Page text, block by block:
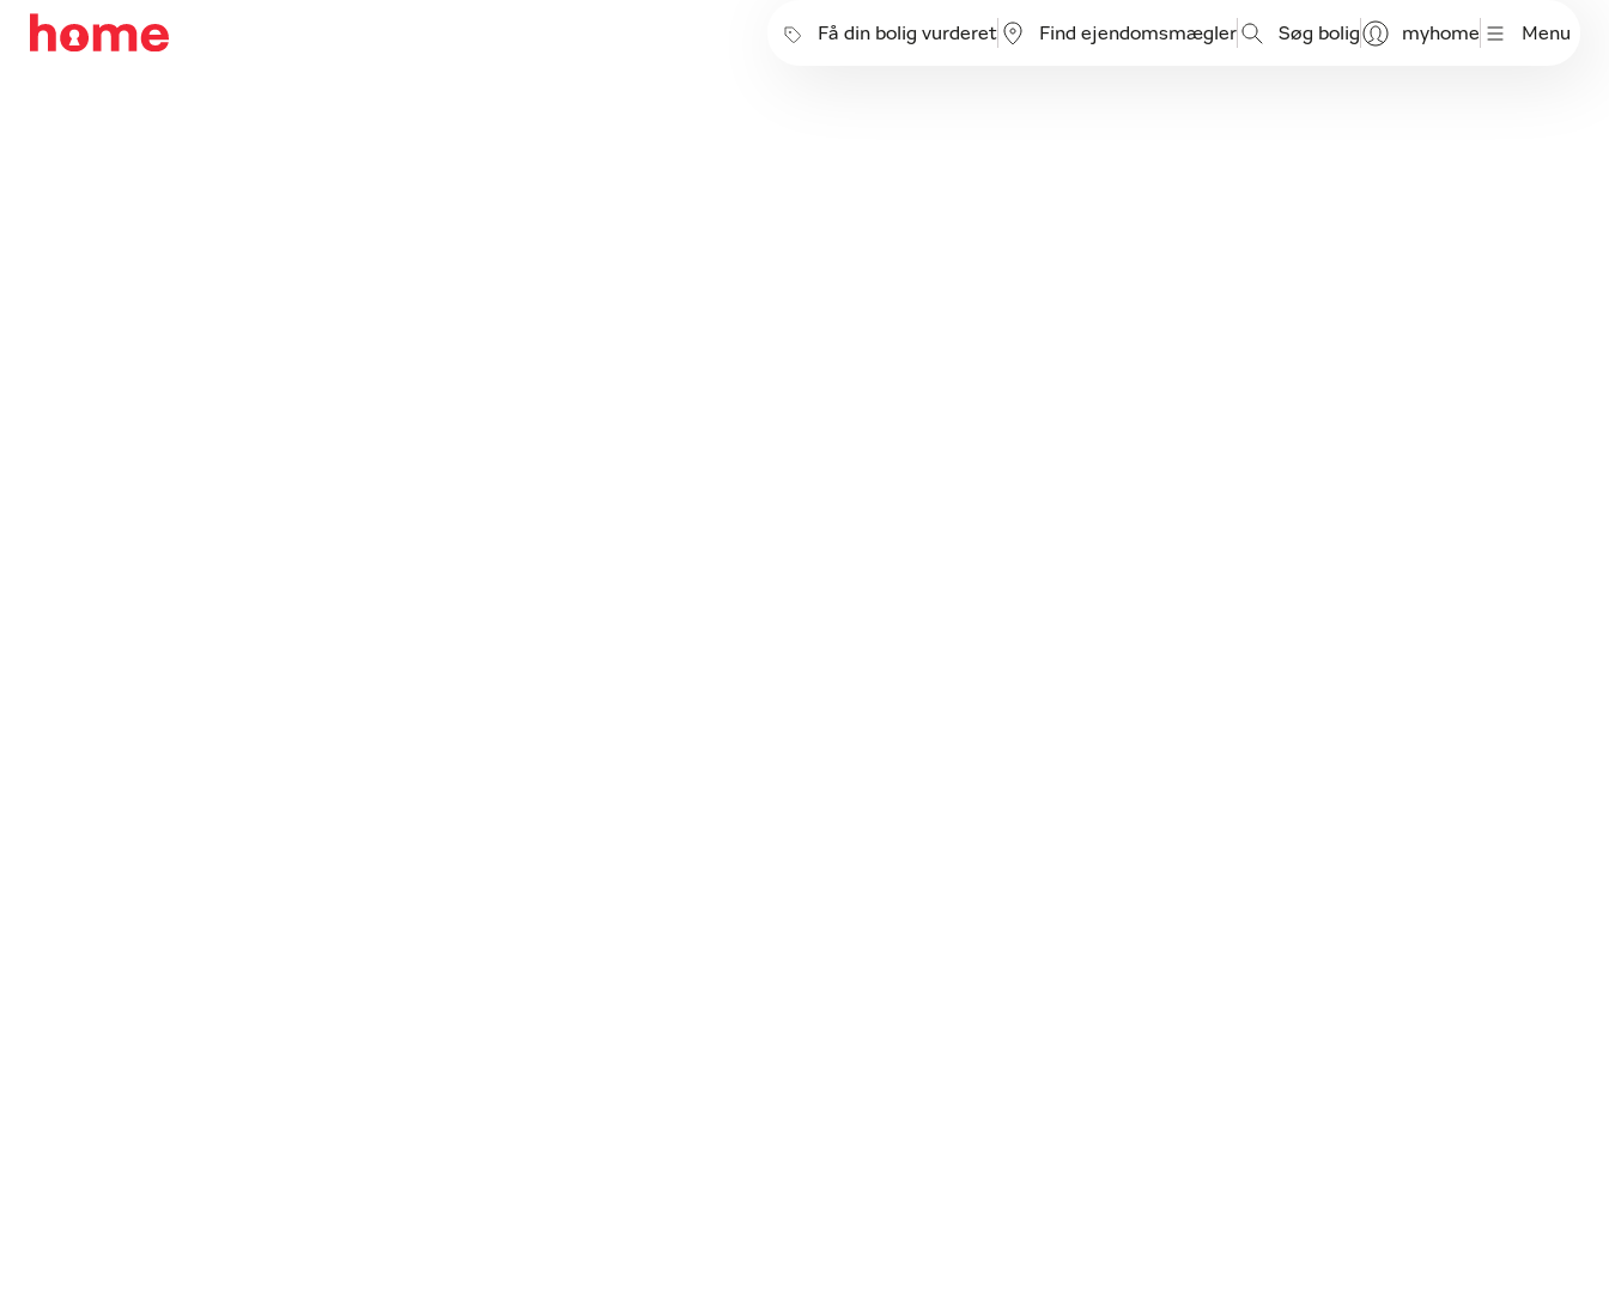
Få din bolig vurderet Find ejendomsmægler Søg bolig myhome Menu